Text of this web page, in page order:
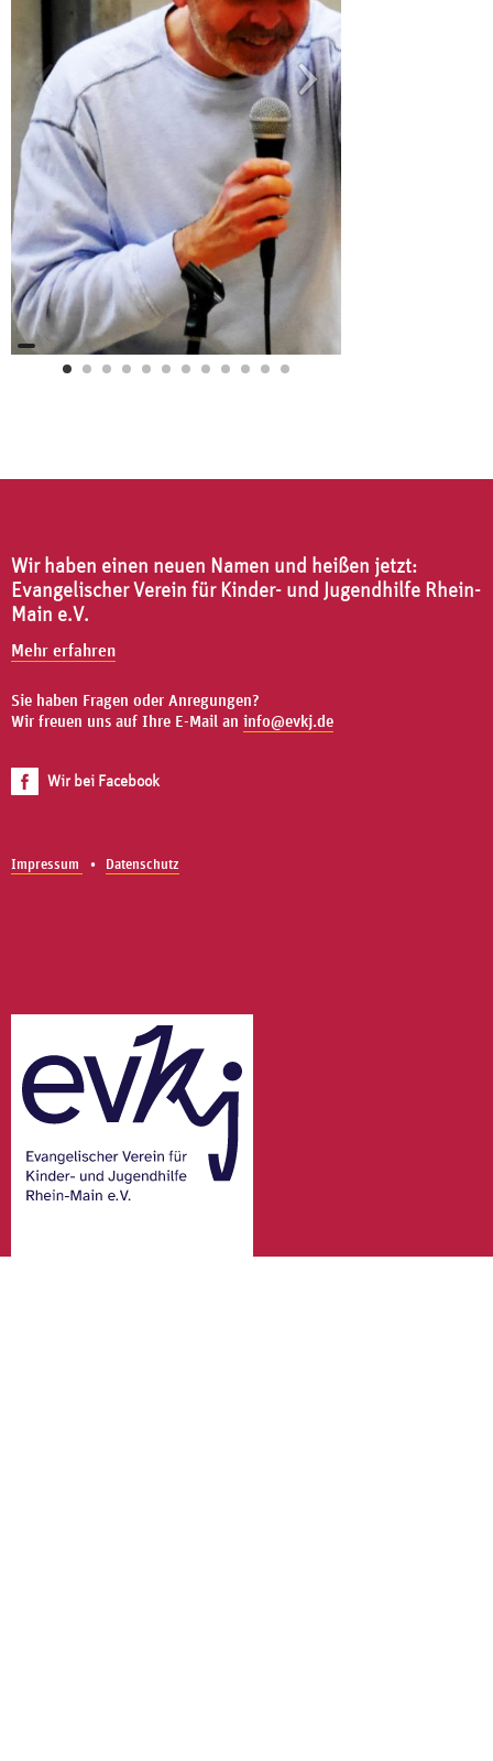
Wir haben einen neuen Namen und heißen jetzt:
Evangelischer Verein für Kinder- und Jugendhilfe Rhein-
Main e.V.
Mehr erfahren
Sie haben Fragen oder Anregungen?
Wir freuen uns auf Ihre E-Mail an info@evkj.de
Wir bei Facebook
Impressum Datenschutz